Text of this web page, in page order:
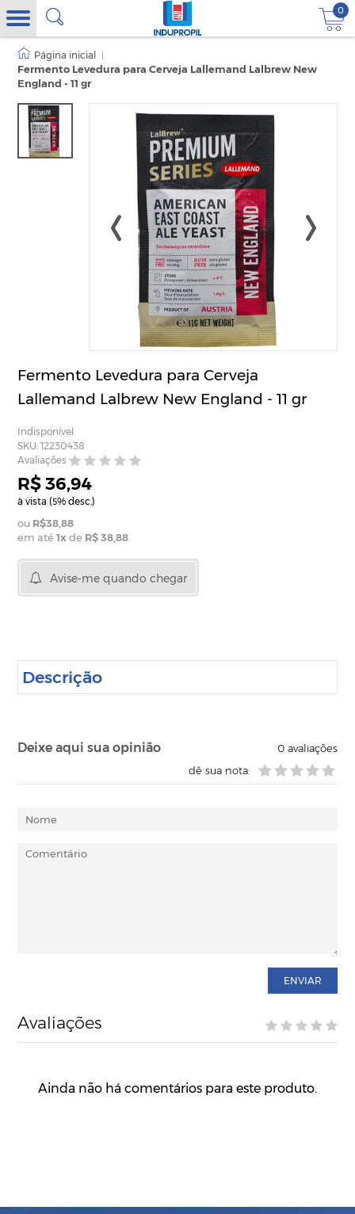
0
Fermento Levedura para Cerveja Lallemand Lalbrew New
England - 11 gr
Fermento Levedura para Cerveja
Lallemand Lalbrew New England - 11 gr
Indisponível
SKU: 12230438
Avaliações
R$ 36,94
à vista (5% desc.)
R$38,88
em até1x de R$ 38,88
Avise-me quando chegar
Descrição
Deixe aqui sua opinião 0avaliações
dê sua nota:
ENVIAR
Avaliações
Ainda não há comentários para este produto.